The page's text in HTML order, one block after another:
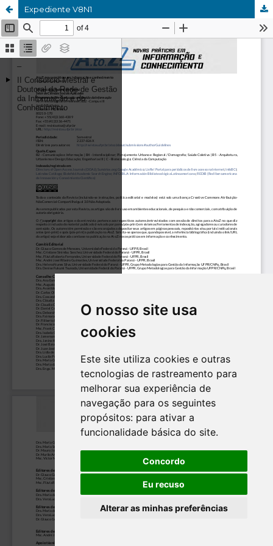
O nosso site usa
cookies
Este site utiliza cookies e outras
tecnologias de rastreamento para
melhorar sua experiência de
navegação para os seguintes
propósitos: para ativar a
funcionalidade básica do site.
Concordo
Eu recuso
Alterar as minhas preferências
Expediente V8N1